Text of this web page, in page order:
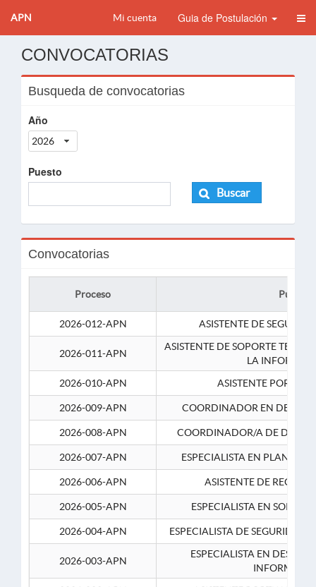
APN Mi cuenta Guia de Postulación
CONVOCATORIAS
Busqueda de convocatorias
Año
2026
Puesto
Buscar
Convocatorias
Proceso Puesto
2026-012-APN ASISTENTE DE
2026-011-APN
ASISTENTE DE SOPORTE
LA
2026-010-APN
ASISTENTE
2026-009-APN COORDINADOR EN
2026-008-APN COORDINADOR/A DE
2026-007-APN ESPECIALISTA EN
2026-006-APN ASISTENTE DE
2026-005-APN ESPECIALISTA EN
2026-004-APN ESPECIALISTA DE SEGURIDAD
2026-003-APN
ESPECIALISTA EN